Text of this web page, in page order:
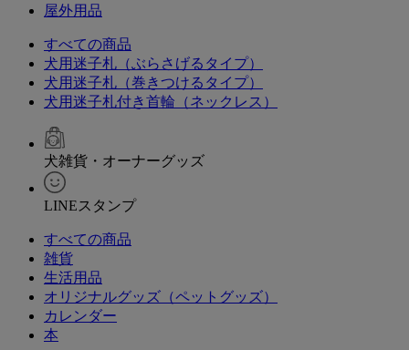
屋外用品
すべての商品
犬用迷子札（ぶらさげるタイプ）
犬用迷子札（巻きつけるタイプ）
犬用迷子札付き首輪（ネックレス）
犬雑貨・オーナーグッズ
LINEスタンプ
すべての商品
雑貨
生活用品
オリジナルグッズ（ペットグッズ）
カレンダー
本